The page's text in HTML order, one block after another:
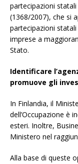
partecipazioni
(1368/2007), che si
partecipazioni
imprese a
Stato.
Identificare
promuove gli
In Finlandia, il
dell’Occupazione è
esteri. Inoltre,
Ministero nel
Alla base di queste